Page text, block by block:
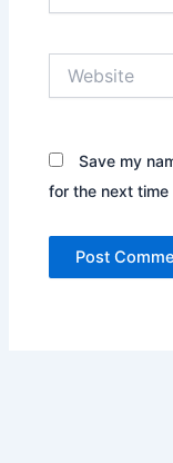
Save my
for the next time